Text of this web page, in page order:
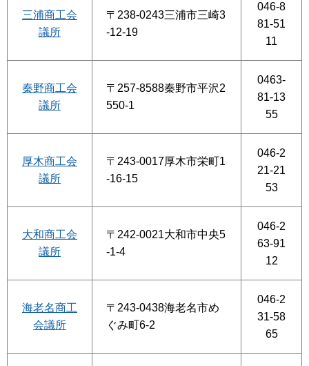
三浦商工会
議所
〒238-0243三浦市三崎3
-12-19
046-8
81-51
11
秦野商工会
議所
〒257-8588秦野市平沢2
550-1
0463-
81-13
55
厚木商工会
議所
〒243-0017厚木市栄町1
-16-15
046-2
21-21
53
大和商工会
議所
〒242-0021大和市中央5
-1-4
046-2
63-91
12
海老名商工
会議所
〒243-0438海老名市め
ぐみ町6-2
046-2
31-58
65